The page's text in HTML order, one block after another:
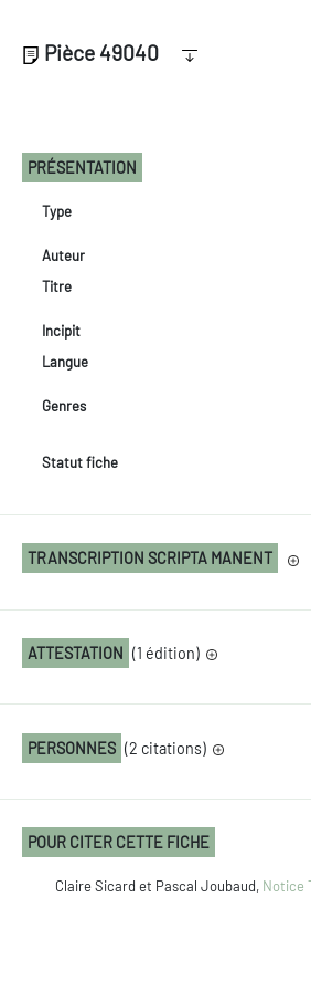
Pièce 49040
PRÉSENTATION
Type
Auteur
Titre
Incipit
Langue
Genres
Statut fiche
TRANSCRIPTION SCRIPTA MANENT
ATTESTATION (1 édition)
PERSONNES (2 citations)
POUR CITER CETTE FICHE
Claire Sicard et Pascal Joubaud, Notice